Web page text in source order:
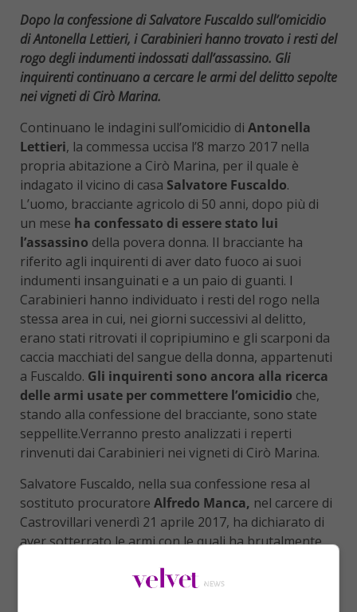
Dopo la confessione di Salvatore Fuscaldo sull’omicidio
di Antonella Lettieri, i Carabinieri hanno trovato i resti del
rogo degli indumenti indossati dall’assassino. Gli
inquirenti continuano a cercare le armi del delitto sepolte
nei vigneti di Cirò Marina.
Continuano le indagini sull’omicidio di Antonella
Lettieri, la commessa uccisa l’8 marzo 2017 nella
propria abitazione a Cirò Marina, per il quale è
indagato il vicino di casa Salvatore Fuscaldo.
L’uomo, bracciante agricolo di 50 anni, dopo più di
un mese ha confessato di essere stato lui
l’assassino della povera donna. Il bracciante ha
riferito agli inquirenti di aver dato fuoco ai suoi
indumenti insanguinati e a un paio di guanti. I
Carabinieri hanno individuato i resti del rogo nella
stessa area in cui, nei giorni successivi al delitto,
erano stati ritrovati il copripiumino e gli scarponi da
caccia macchiati del sangue della donna, appartenuti
a Fuscaldo. Gli inquirenti sono ancora alla ricerca
delle armi usate per commettere l’omicidio che,
stando alla confessione del bracciante, sono state
seppellite.Verranno presto analizzati i reperti
rinvenuti dai Carabinieri nei vigneti di Cirò Marina.
Salvatore Fuscaldo, nella sua confessione resa al
sostituto procuratore Alfredo Manca, nel carcere di
Castrovillari venerdì 21 aprile 2017, ha dichiarato di
aver sotterrato le armi con le quali ha brutalmente
utilizzati dal bracciante sarebbero stati reperiti